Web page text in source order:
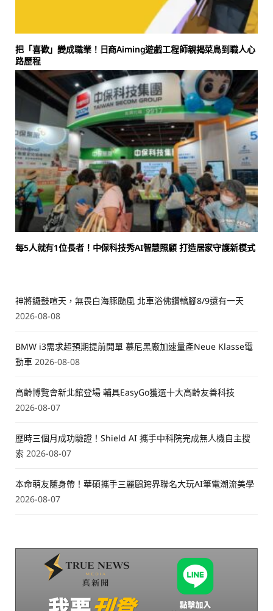
把「喜歡」變成職業！日商Aiming遊戲工程師親揭菜鳥到職人心
路歷程
每5人就有1位長者！中保科技秀AI智慧照顧 打造居家守護新模式
神將鑼鼓喧天，無畏白海豚颱風 北車浴佛鑽轎腳8/9還有一天
2026-08-08
BMW i3需求超預期提前開單 慕尼黑廠加速量產Neue Klasse電
動車 2026-08-08
高齡博覽會新北館登場 輔具EasyGo獲選十大高齡友善科技
2026-08-07
歷時三個月成功驗證！Shield AI 攜手中科院完成無人機自主搜
索 2026-08-07
本命萌友隨身帶！華碩攜手三麗鷗跨界聯名大玩AI筆電潮流美學
2026-08-07